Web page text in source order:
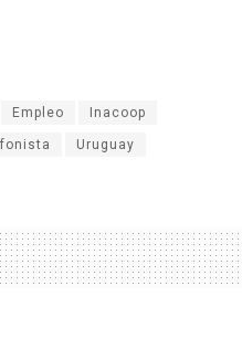
Empleo Inacoop
Uruguay